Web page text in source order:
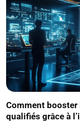
Comment
qualifiés grâce à